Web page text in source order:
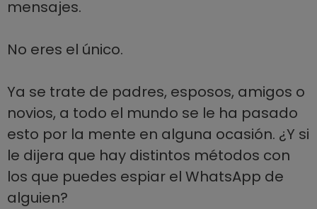
mensajes.
No eres el único.
Ya se trate de padres, esposos, amigos o
novios, a todo el mundo se le ha pasado
esto por la mente en alguna ocasión. ¿Y si
le dijera que hay distintos métodos con
los que puedes espiar el WhatsApp de
alguien?